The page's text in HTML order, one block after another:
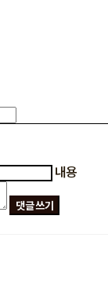
내용
댓글 쓰기